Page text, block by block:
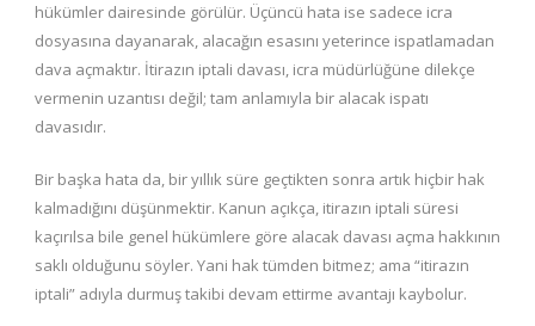
hükümler dairesinde görülür. Üçüncü hata ise sadece icra
dosyasına dayanarak, alacağın esasını yeterince ispatlamadan
dava açmaktır. İtirazın iptali davası, icra müdürlüğüne dilekçe
vermenin uzantısı değil; tam anlamıyla bir alacak ispatı
davasıdır.
Bir başka hata da, bir yıllık süre geçtikten sonra artık hiçbir hak
kalmadığını düşünmektir. Kanun açıkça, itirazın iptali süresi
kaçırılsa bile genel hükümlere göre alacak davası açma hakkının
saklı olduğunu söyler. Yani hak tümden bitmez; ama “itirazın
iptali” adıyla durmuş takibi devam ettirme avantajı kaybolur.